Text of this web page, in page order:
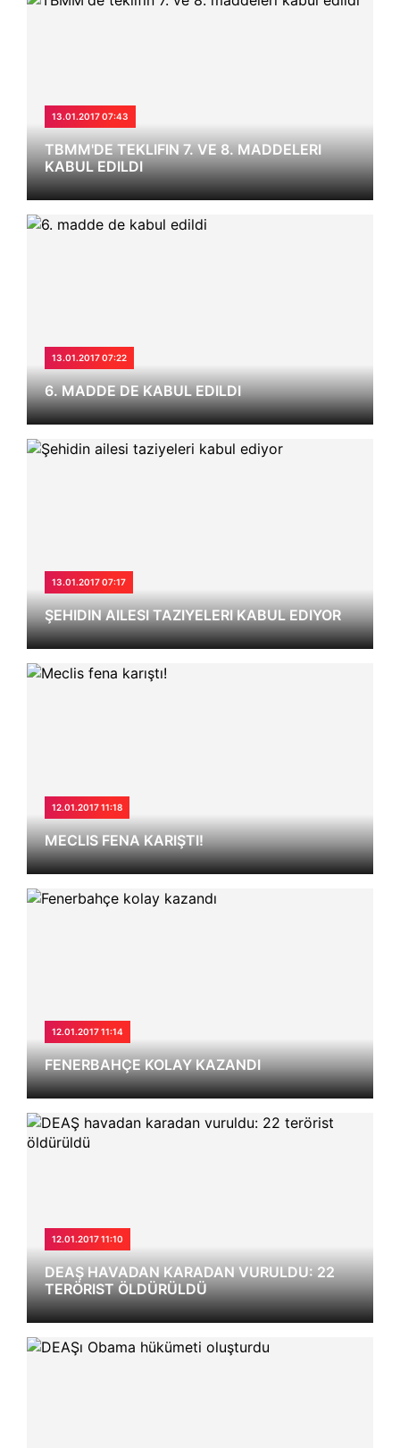
13.01.2017 07:43
TBMM'DE TEKLIFIN 7. VE 8. MADDELERI
KABUL EDILDI
13.01.2017 07:22
6. MADDE DE KABUL EDILDI
13.01.2017 07:17
ŞEHIDIN AILESI TAZIYELERI KABUL EDIYOR
12.01.2017 11:18
MECLIS FENA KARIŞTI!
12.01.2017 11:14
FENERBAHÇE KOLAY KAZANDI
12.01.2017 11:10
DEAŞ HAVADAN KARADAN VURULDU: 22
TERÖRIST ÖLDÜRÜLDÜ